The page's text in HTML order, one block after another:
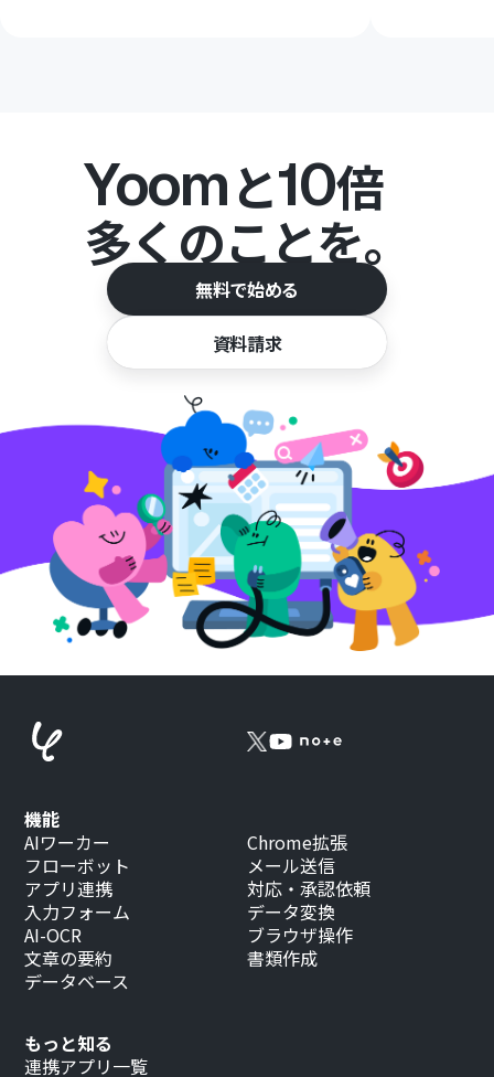
Yoomと10倍
多くのことを。
無料で始める
資料請求
もっと知る
連携アプリ一覧
機能
AIワーカー
フローボット
アプリ連携
入力フォーム
AI-OCR
文章の要約
データベース
Chrome拡張
メール送信
対応・承認依頼
データ変換
ブラウザ操作
書類作成